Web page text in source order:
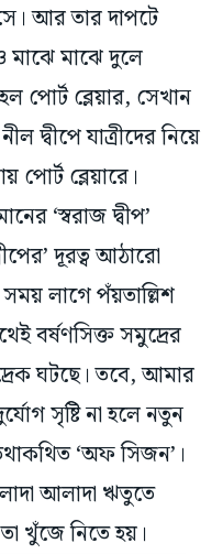
আর তার দাপটে
মাঝে মাঝে দুলে
ব্লেয়ার, সেখান
দ্বীপে যাত্রীদের নিয়ে
ব্লেয়ারে।
‘স্বরাজ দ্বীপ’
দূরত্ব আঠারো
লাগে পঁয়তাল্লিশ
বর্ষণসিক্ত সমুদ্রের
ঘটছে। তবে, আমার
সৃষ্টি না হলে নতুন
‘অফ সিজন’।
আলাদা ঋতুতে
খুঁজে নিতে হয়।